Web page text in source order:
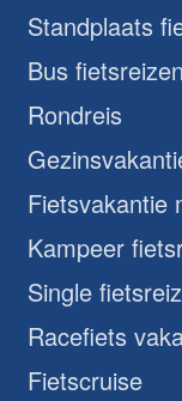
Standplaats
Bus fietsreizen
Rondreis
Fietsvakantie
Kampeer
Single
Racefiets
Fietscruise